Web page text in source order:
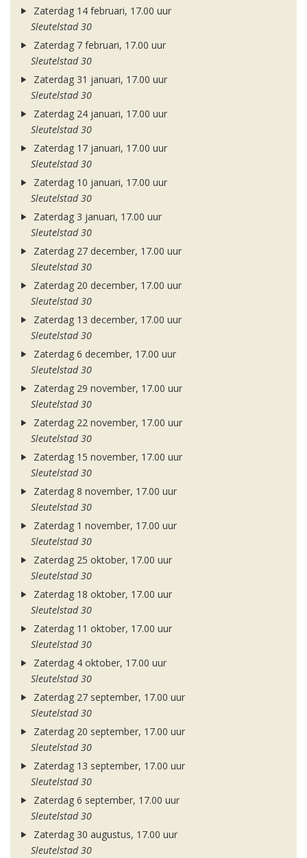
Zaterdag 14 februari, 17.00 uur
Sleutelstad 30
Zaterdag 7 februari, 17.00 uur
Sleutelstad 30
Zaterdag 31 januari, 17.00 uur
Sleutelstad 30
Zaterdag 24 januari, 17.00 uur
Sleutelstad 30
Zaterdag 17 januari, 17.00 uur
Sleutelstad 30
Zaterdag 10 januari, 17.00 uur
Sleutelstad 30
Zaterdag 3 januari, 17.00 uur
Sleutelstad 30
Zaterdag 27 december, 17.00 uur
Sleutelstad 30
Zaterdag 20 december, 17.00 uur
Sleutelstad 30
Zaterdag 13 december, 17.00 uur
Sleutelstad 30
Zaterdag 6 december, 17.00 uur
Sleutelstad 30
Zaterdag 29 november, 17.00 uur
Sleutelstad 30
Zaterdag 22 november, 17.00 uur
Sleutelstad 30
Zaterdag 15 november, 17.00 uur
Sleutelstad 30
Zaterdag 8 november, 17.00 uur
Sleutelstad 30
Zaterdag 1 november, 17.00 uur
Sleutelstad 30
Zaterdag 25 oktober, 17.00 uur
Sleutelstad 30
Zaterdag 18 oktober, 17.00 uur
Sleutelstad 30
Zaterdag 11 oktober, 17.00 uur
Sleutelstad 30
Zaterdag 4 oktober, 17.00 uur
Sleutelstad 30
Zaterdag 27 september, 17.00 uur
Sleutelstad 30
Zaterdag 20 september, 17.00 uur
Sleutelstad 30
Zaterdag 13 september, 17.00 uur
Sleutelstad 30
Zaterdag 6 september, 17.00 uur
Sleutelstad 30
Zaterdag 30 augustus, 17.00 uur
Sleutelstad 30